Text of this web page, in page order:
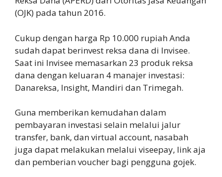
(OJK) pada tahun 2016.
Cukup dengan harga Rp 10.000 rupiah Anda
sudah dapat berinvest reksa dana di Invisee.
Saat ini Invisee memasarkan 23 produk reksa
dana dengan keluaran 4 manajer investasi:
Danareksa, Insight, Mandiri dan Trimegah.
Guna memberikan kemudahan dalam
pembayaran investasi selain melalui jalur
transfer, bank, dan virtual account, nasabah
juga dapat melakukan melalui viseepay, link aja
dan pemberian voucher bagi pengguna gojek.